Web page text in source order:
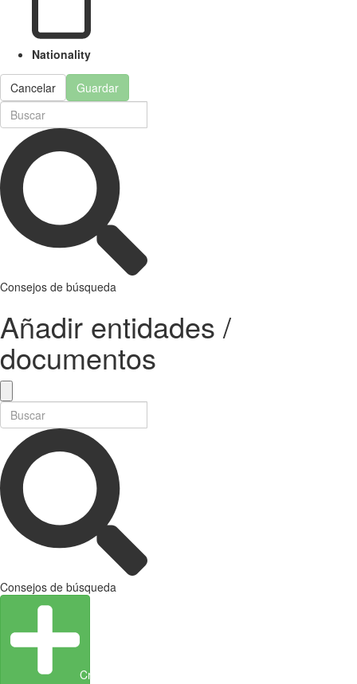
Nationality
Cancelar Guardar
Consejos de búsqueda
Añadir entidades /
documentos
Consejos de búsqueda
Crear entidad